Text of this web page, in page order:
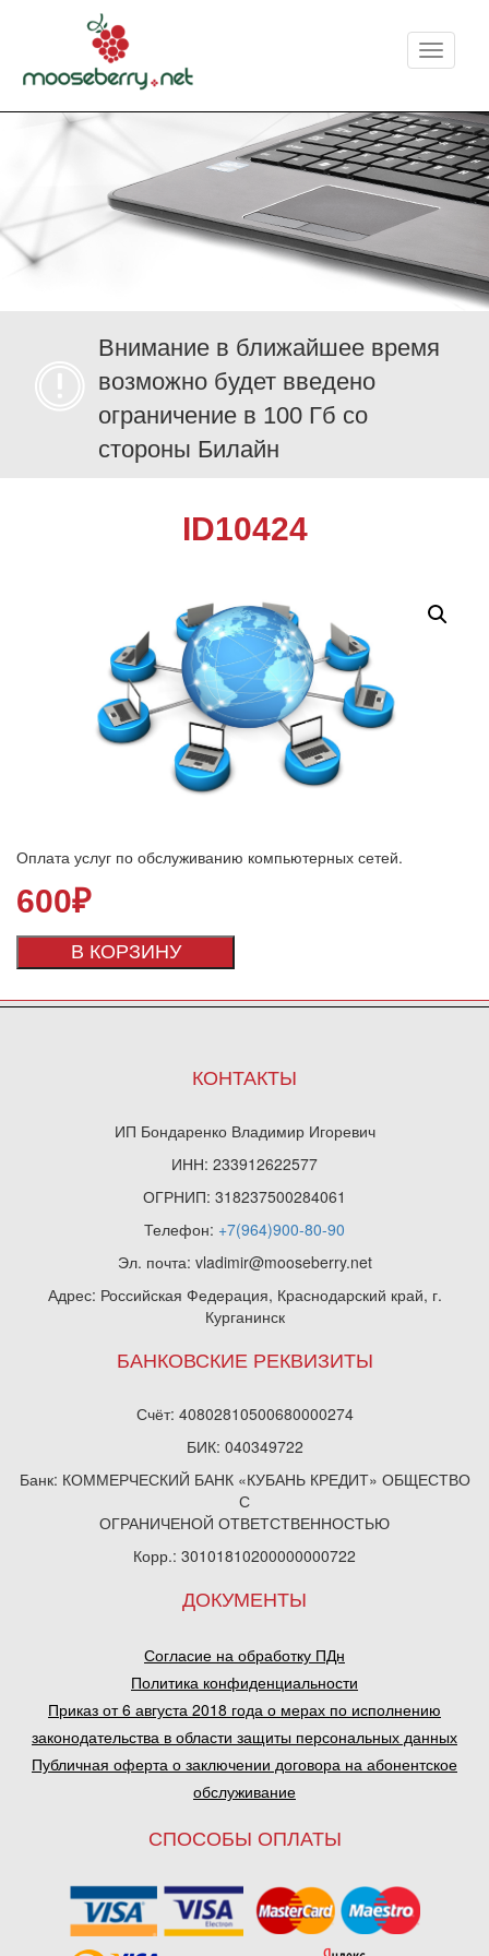
Меню
Внимание в ближайшее время
возможно будет введено
ограничение в 100 Гб со
стороны Билайн
ID10424
Оплата услуг по обслуживанию компьютерных сетей.
600₽
В КОРЗИНУ
КОНТАКТЫ
ИП Бондаренко Владимир Игоревич
ИНН: 233912622577
ОГРНИП: 318237500284061
Телефон: +7(964)900-80-90
Эл. почта: vladimir@mooseberry.net
Адрес: Российская Федерация, Краснодарский край, г.
Курганинск
БАНКОВСКИЕ РЕКВИЗИТЫ
Счёт: 40802810500680000274
БИК: 040349722
Банк: КОММЕРЧЕСКИЙ БАНК «КУБАНЬ КРЕДИТ» ОБЩЕСТВО
С
ОГРАНИЧЕНОЙ ОТВЕТСТВЕННОСТЬЮ
Корр.: 30101810200000000722
ДОКУМЕНТЫ
Согласие на обработку ПДн
Политика конфиденциальности
Приказ от 6 августа 2018 года о мерах по исполнению
законодательства в области защиты персональных данных
Публичная оферта о заключении договора на абонентское
обслуживание
СПОСОБЫ ОПЛАТЫ